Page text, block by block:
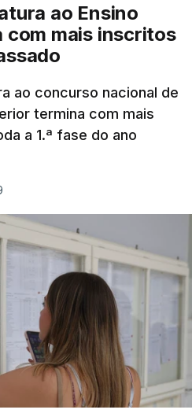
ao Ensino
com mais inscritos
ao concurso nacional de
termina com mais
a 1.ª fase do ano